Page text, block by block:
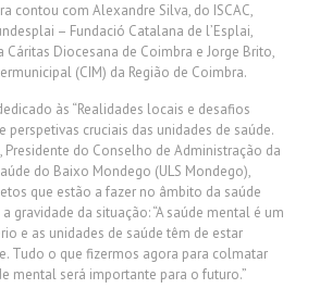
contou com Alexandre Silva, do ISCAC,
– Fundació Catalana de l’Esplai,
Cáritas Diocesana de Coimbra e Jorge Brito,
(CIM) da Região de Coimbra.
às “Realidades locais e desafios
perspetivas cruciais das unidades de saúde.
Presidente do Conselho de Administração da
do Baixo Mondego (ULS Mondego),
que estão a fazer no âmbito da saúde
gravidade da situação: “A saúde mental é um
e as unidades de saúde têm de estar
Tudo o que fizermos agora para colmatar
mental será importante para o futuro.”